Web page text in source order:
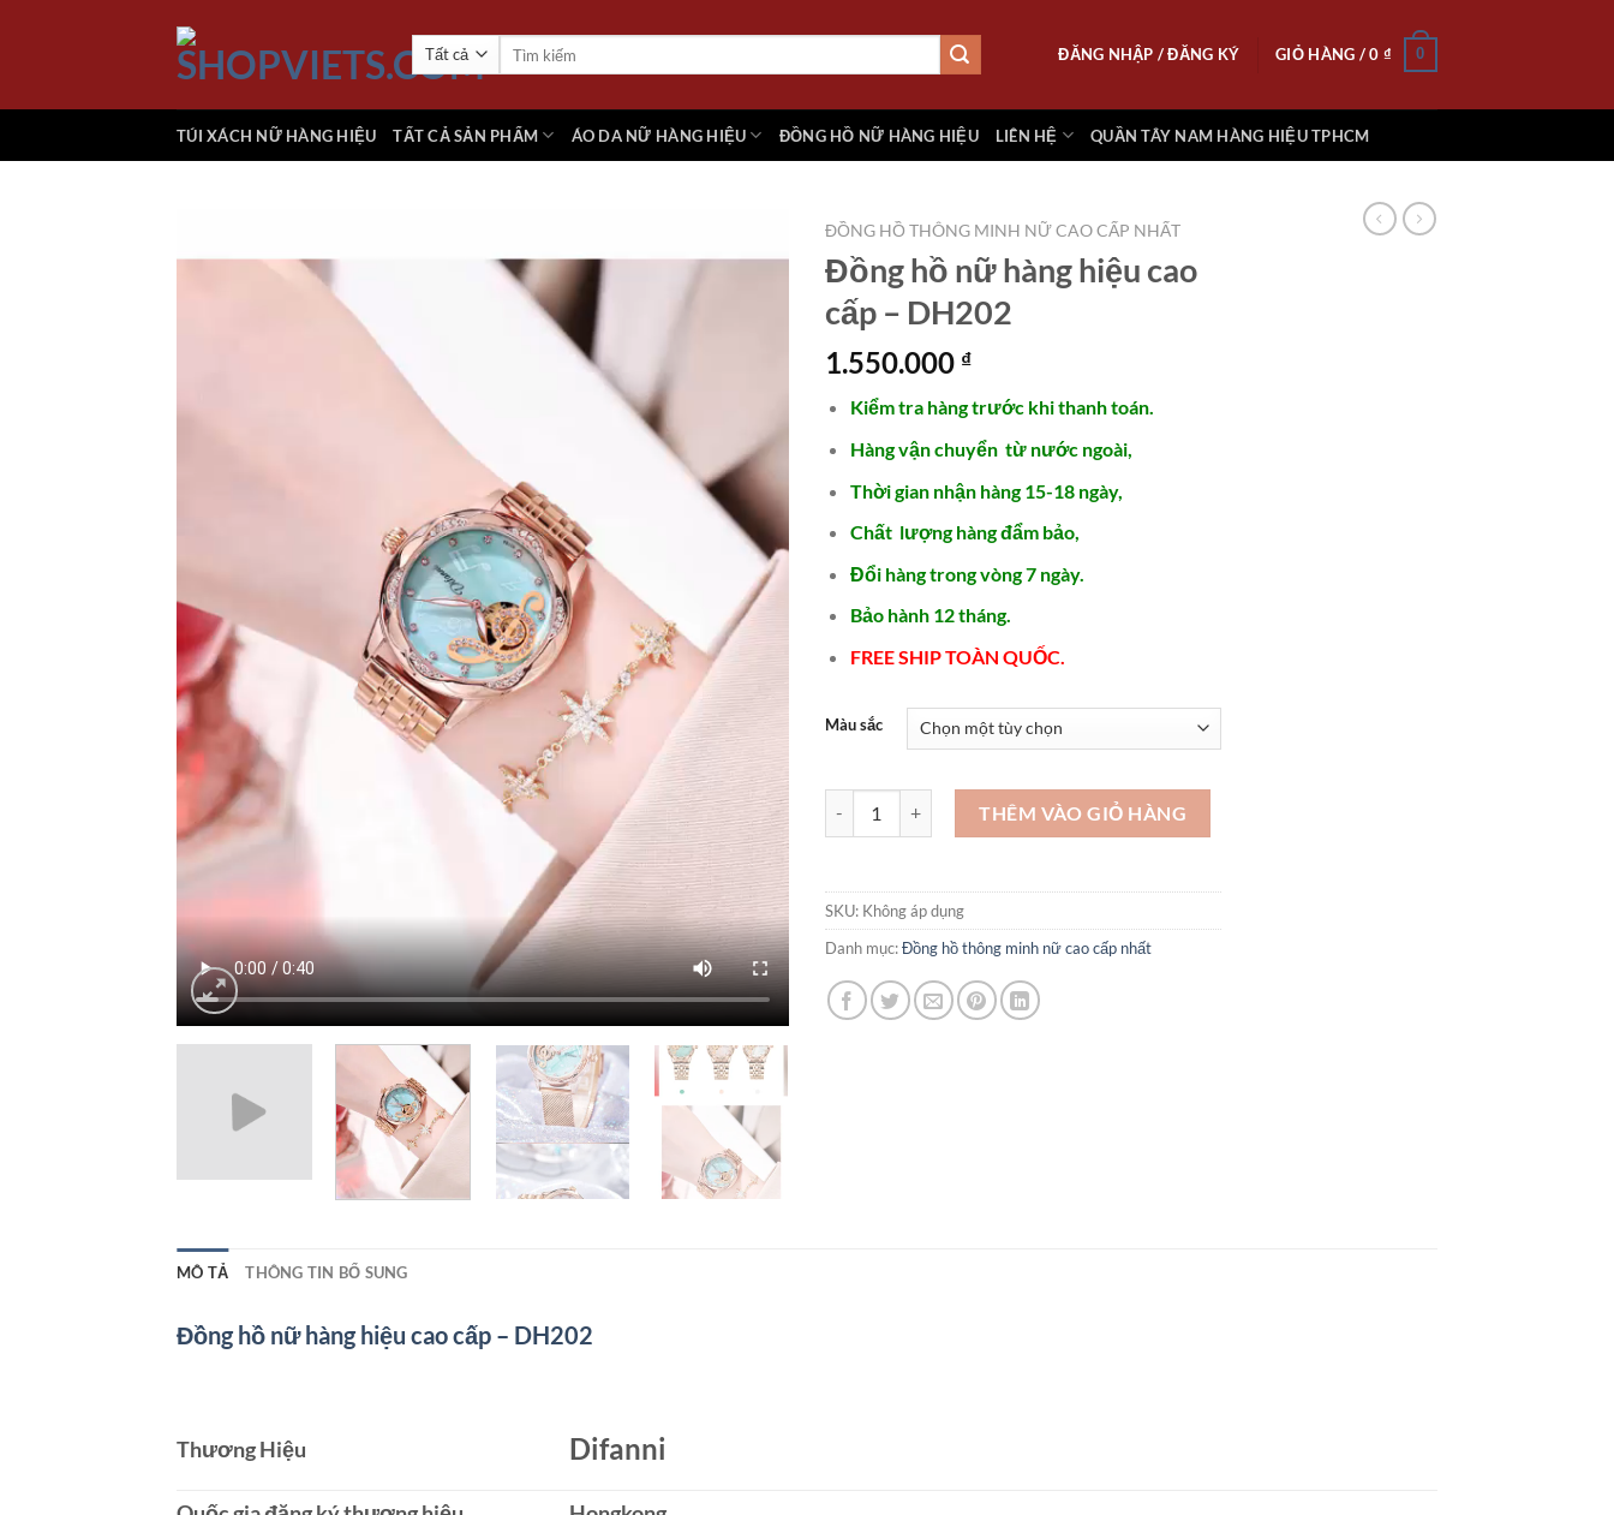
dung
ĐĂNG NHẬP / ĐĂNG KÝ GIỎ HÀNG /0 ₫ 0
TÚI XÁCH NỮ HÀNG HIỆU TẤT CẢ SẢN PHẨM ÁO DA NỮ HÀNG HIỆU ĐỒNG HỒ NỮ HÀNG HIỆU LIÊN HỆ QUẦN TÂY NAM HÀNG HIỆU TPHCM
ĐỒNG HỒ THÔNG MINH NỮ CAO CẤP NHẤT
Đồng hồ nữ hàng hiệu cao
cấp – DH202
1.550.000 ₫
Kiểm tra hàng trước khi thanh toán.
Hàng vận chuyển từ nước ngoài,
Thời gian nhận hàng 15-18 ngày,
Chất lượng hàng đẩm bảo,
Đổi hàng trong vòng 7 ngày.
Bảo hành 12 tháng.
FREE SHIP TOÀN QUỐC.
Màu sắc
Đồng hồ nữ hàng hiệu cao cấp - DH202 số lượng
THÊM VÀO GIỎ HÀNG
SKU: Không áp dụng
Danh mục:Đồng hồ thông minh nữ cao cấp nhất
MÔ TẢ THÔNG TIN BỔ SUNG
Đồng hồ nữ hàng hiệu cao cấp – DH202
Thương Hiệu Difanni